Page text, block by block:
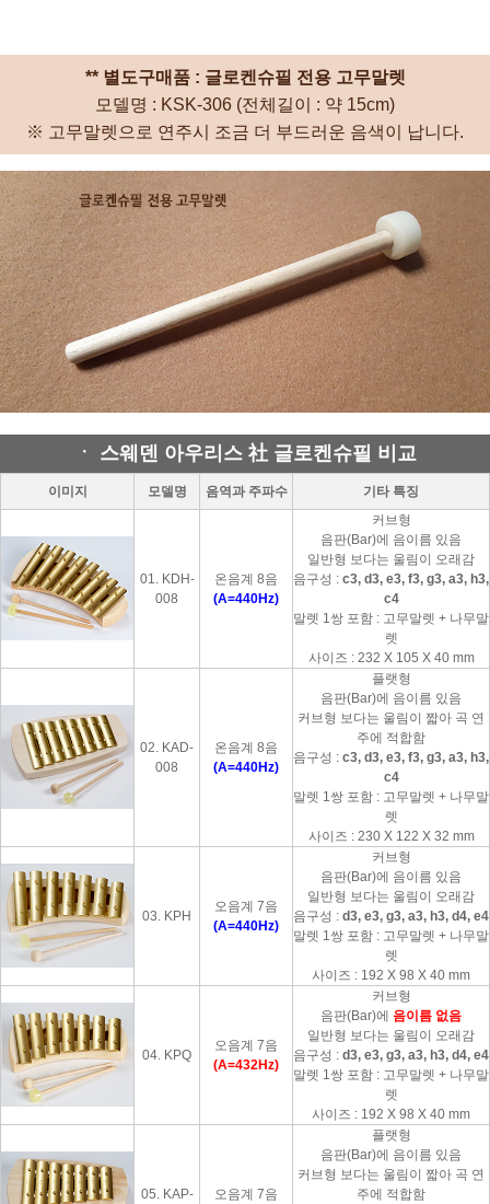
** 별도구매품 : 글로켄슈필 전용 고무말렛
모델명 : KSK-306 (전체길이 : 약 15cm)
※ 고무말렛으로 연주시 조금 더 부드러운 음색이 납니다.
ㆍ 스웨덴 아우리스 社 글로켄슈필 비교
이미지 모델명 음역과 주파수 기타 특징
01. KDH-
008
온음계 8음
(A=440Hz)
커브형
음판(Bar)에 음이름 있음
일반형 보다는 울림이 오래감
음구성 : c3, d3, e3, f3, g3, a3, h3,
c4
말렛 1쌍 포함 : 고무말렛 + 나무말
렛
사이즈 : 232 X 105 X 40 mm
02. KAD-
008
온음계 8음
(A=440Hz)
플랫형
음판(Bar)에 음이름 있음
커브형 보다는 울림이 짧아 곡 연
주에 적합함
음구성 : c3, d3, e3, f3, g3, a3, h3,
c4
말렛 1쌍 포함 : 고무말렛 + 나무말
렛
사이즈 : 230 X 122 X 32 mm
03. KPH
오음계 7음
(A=440Hz)
커브형
음판(Bar)에 음이름 있음
일반형 보다는 울림이 오래감
음구성 : d3, e3, g3, a3, h3, d4, e4
말렛 1쌍 포함 : 고무말렛 + 나무말
렛
사이즈 : 192 X 98 X 40 mm
04. KPQ
오음계 7음
(A=432Hz)
커브형
음판(Bar)에 음이름 없음
일반형 보다는 울림이 오래감
음구성 : d3, e3, g3, a3, h3, d4, e4
말렛 1쌍 포함 : 고무말렛 + 나무말
렛
사이즈 : 192 X 98 X 40 mm
05. KAP-
오음계 7음
플랫형
음판(Bar)에 음이름 있음
커브형 보다는 울림이 짧아 곡 연
주에 적합함